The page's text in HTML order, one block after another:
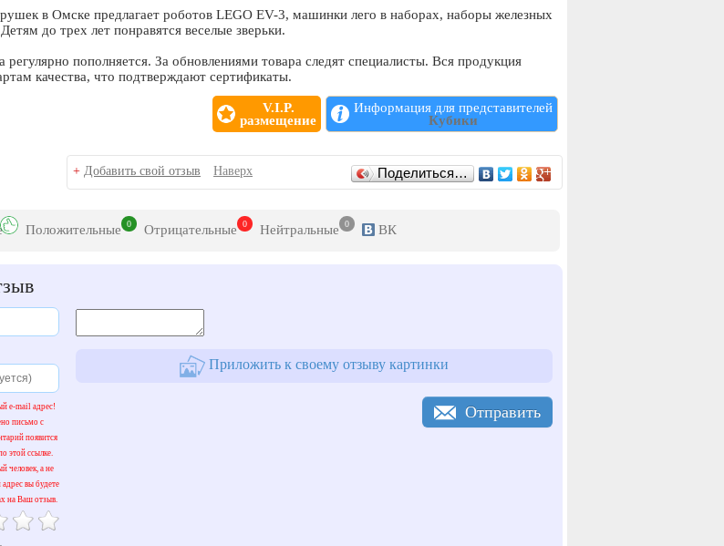
в Омске предлагает роботов LEGO EV-3, машинки лего в наборах, наборы железных
до трех лет понравятся веселые зверьки.
регулярно пополняется. За обновлениями товара следят специалисты. Вся продукция
качества, что подтверждают сертификаты.
V.I.P.
размещение
Информация для представителей
Кубики
+ Добавить свой отзыв Наверх Поделиться…
Положительные 0 Отрицательные 0 Нейтральные 0 ВК
e-mail адрес!
письмо с
появится
этой ссылке.
человек, а не
вы будете
на Ваш отзыв.
Приложить к своему отзыву картинки
Отправить